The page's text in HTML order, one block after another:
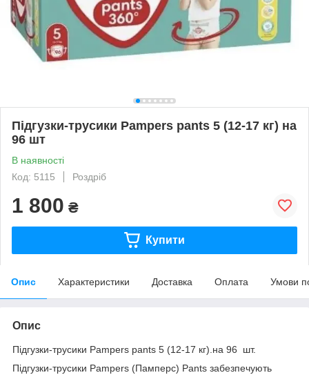
Підгузки-трусики Pampers pants 5 (12-17 кг) на
96 шт
В наявності
Код: 5115
Роздріб
1 800 ₴
Купити
Опис Характеристики Доставка Оплата Умови
Опис
Підгузки-трусики Pampers pants 5 (12-17 кг).на 96 шт.
Підгузки-трусики Pampers (Памперс) Pants забезпечують